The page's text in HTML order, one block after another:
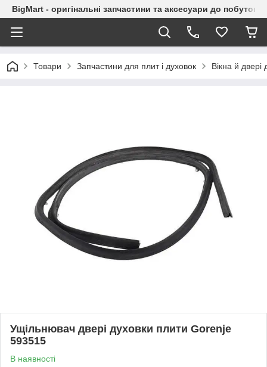
BigMart - оригінальні запчастини та аксесуари до побутової
Товари Запчастини для плит і духовок Вікна й двері
Ущільнювач двері духовки плити Gorenje
593515
В наявності